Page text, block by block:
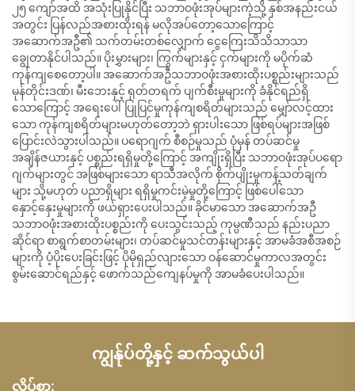
၂၅ ကျော်အထိ အသုံးပြုနိုင်ပြီး သဘာဝဖုံးအုပ်များကဲ့သို့ နှစ်အနည်းငယ်
အတွင်း ပြန်လည်အစားထိုးရန် မလိုအပ်တော့သောကြောင့်
အဆောက်အဦ၏ သက်တမ်းတစ်လျှောက် ငွေကြေးသိသိသာသာ
ချွေတာနိုင်ပါသည်။ ပိုးမွှားများ၊ ကြွက်များနှင့် ငှက်များကို မပိုက်ဆံ
ကုန်ကျစေတော့ပါ။ အဆောက်အဦသဘာဝဖုံးအစားထိုးပစ္စည်းများသည်
မုန်တိုင်းဒဏ်၊ မီးဘေးနှင့် ရုတ်တရက် ပျက်စီးမှုများကို ခံနိုင်ရည်ရှိ
သောကြောင့် အရေးပေါ်ပြုပြင်မှုကုန်ကျစရိတ်များသည် မျှော်လင့်ထား
သော ကုန်ကျစရိတ်များမဟုတ်တော့ဘဲ ရှားပါးသော ဖြစ်ရပ်များအဖြစ်
ပြောင်းလဲသွားပါသည်။ ပရောဂျက် စီစဉ်မှုသည် ပုံမှန် တပ်ဆင်မှု
အချိန်ဇယားနှင့် ပစ္စည်းရရှိမှုတို့ကြောင့် အကျိုးရှိပြီး သဘာဝဖုံးအုပ်ပရော
ဂျက်များတွင် အဖြစ်များသော ရာသီအလိုက် စိုက်ပျိုးမှုကန့်သတ်ချက်
များ သို့မဟုတ် ပညာရှိများ ရရှိမှုကင်းမဲ့မှုတို့ကြောင့် ဖြစ်ပေါ်သော
နှောင့်နှေးမှုများကို ဖယ်ရှားပေးပါသည်။ ခိုင်မာသော အဆောက်အဦ
သဘာဝဖုံးအစားထိုးပစ္စည်းကို ပေးသွင်းသည့် ကုမ္ပဏီသည် နည်းပညာ
ဆိုင်ရာ စာရွက်စာတမ်းများ၊ တပ်ဆင်မှုသင်တန်းများနှင့် အာမခံအစီအစဉ်
များကို ပံ့ပိုးပေးခြင်းဖြင့် ပိုမိုရှည်လျားသော ဝန်ဆောင်မှုကာလအတွင်း
စွမ်းဆောင်ရည်နှင့် ဖောက်သည်ကျေနပ်မှုကို အာမခံပေးပါသည်။
ကျွန်ုပ်တို့နှင့် ဆက်သွယ်ပါ
လိပ်စာ: